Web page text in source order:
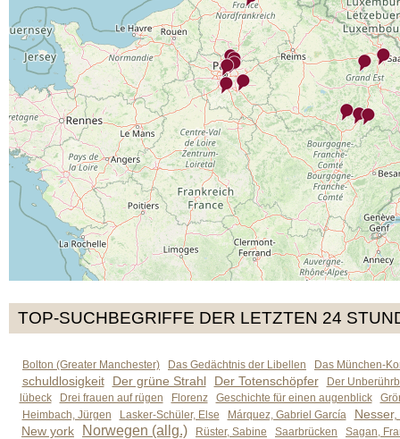
TOP-SUCHBEGRIFFE DER LETZTEN 24
Bolton (Greater Manchester) Das Gedächtnis der Libellen Das München-
schuldlosigkeit Der grüne Strahl Der Totenschöpfer
Der
lübeck
Drei frauen auf rügen Florenz Geschichte für einen augenblick
Heimbach, Jürgen
Lasker-Schüler, Else Márquez, Gabriel García
New york
Norwegen (allg.) Rüster, Sabine Saarbrücken
Sagan,